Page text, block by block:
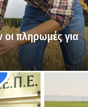
οι πληρωμές για